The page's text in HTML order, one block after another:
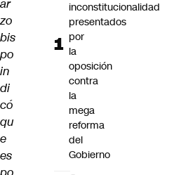
ar
zo
bis
po
in
di
có
qu
e
es
inconstitucionalidad
presentados
por
la
oposición
contra
la
mega
reforma
del
Gobierno